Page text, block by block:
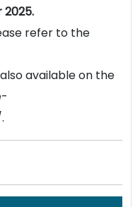
2025.
refer to the
available on the